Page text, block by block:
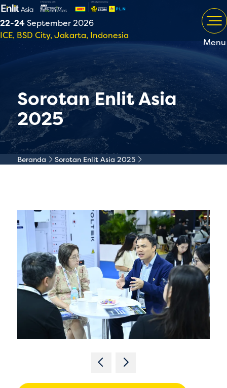
22-24September 2026
ICE, BSD City, Jakarta, Indonesia
Menu
Sorotan Enlit Asia
2025
Beranda Sorotan Enlit Asia 2025